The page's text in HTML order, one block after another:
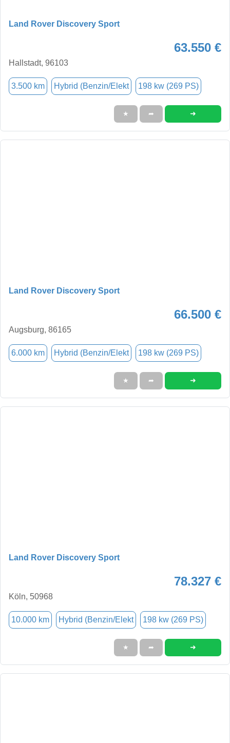
Land Rover Discovery Sport
63.550 €
Hallstadt, 96103
3.500 km Hybrid (Benzin/Elekt 198 kw (269 PS)
★ ➦ ➜
Land Rover Discovery Sport
66.500 €
Augsburg, 86165
6.000 km Hybrid (Benzin/Elekt 198 kw (269 PS)
★ ➦ ➜
Land Rover Discovery Sport
78.327 €
Köln, 50968
10.000 km Hybrid (Benzin/Elekt 198 kw (269 PS)
★ ➦ ➜